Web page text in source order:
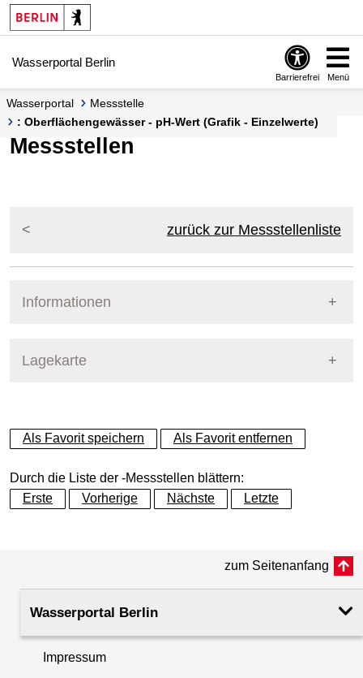
Springe zur Navigation
Springe zum Inhalt
Wasserportal Berlin
Barrierefrei Menü
Wasserportal
Messstelle
: Oberflächengewässer - pH-Wert (Grafik - Einzelwerte)
Messstellen
zurück zur Messstellenliste
Informationen
Lagekarte
+
−
Als Favorit speichern Als Favorit entfernen
Durch die Liste der -Messstellen blättern:
Erste
Vorherige Nächste Letzte
zum Seitenanfang
Wasserportal Berlin
Impressum